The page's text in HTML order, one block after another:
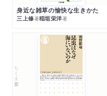
身近な雑草の愉快な生きかた
三上修著稲垣栄洋著
ちくま新書